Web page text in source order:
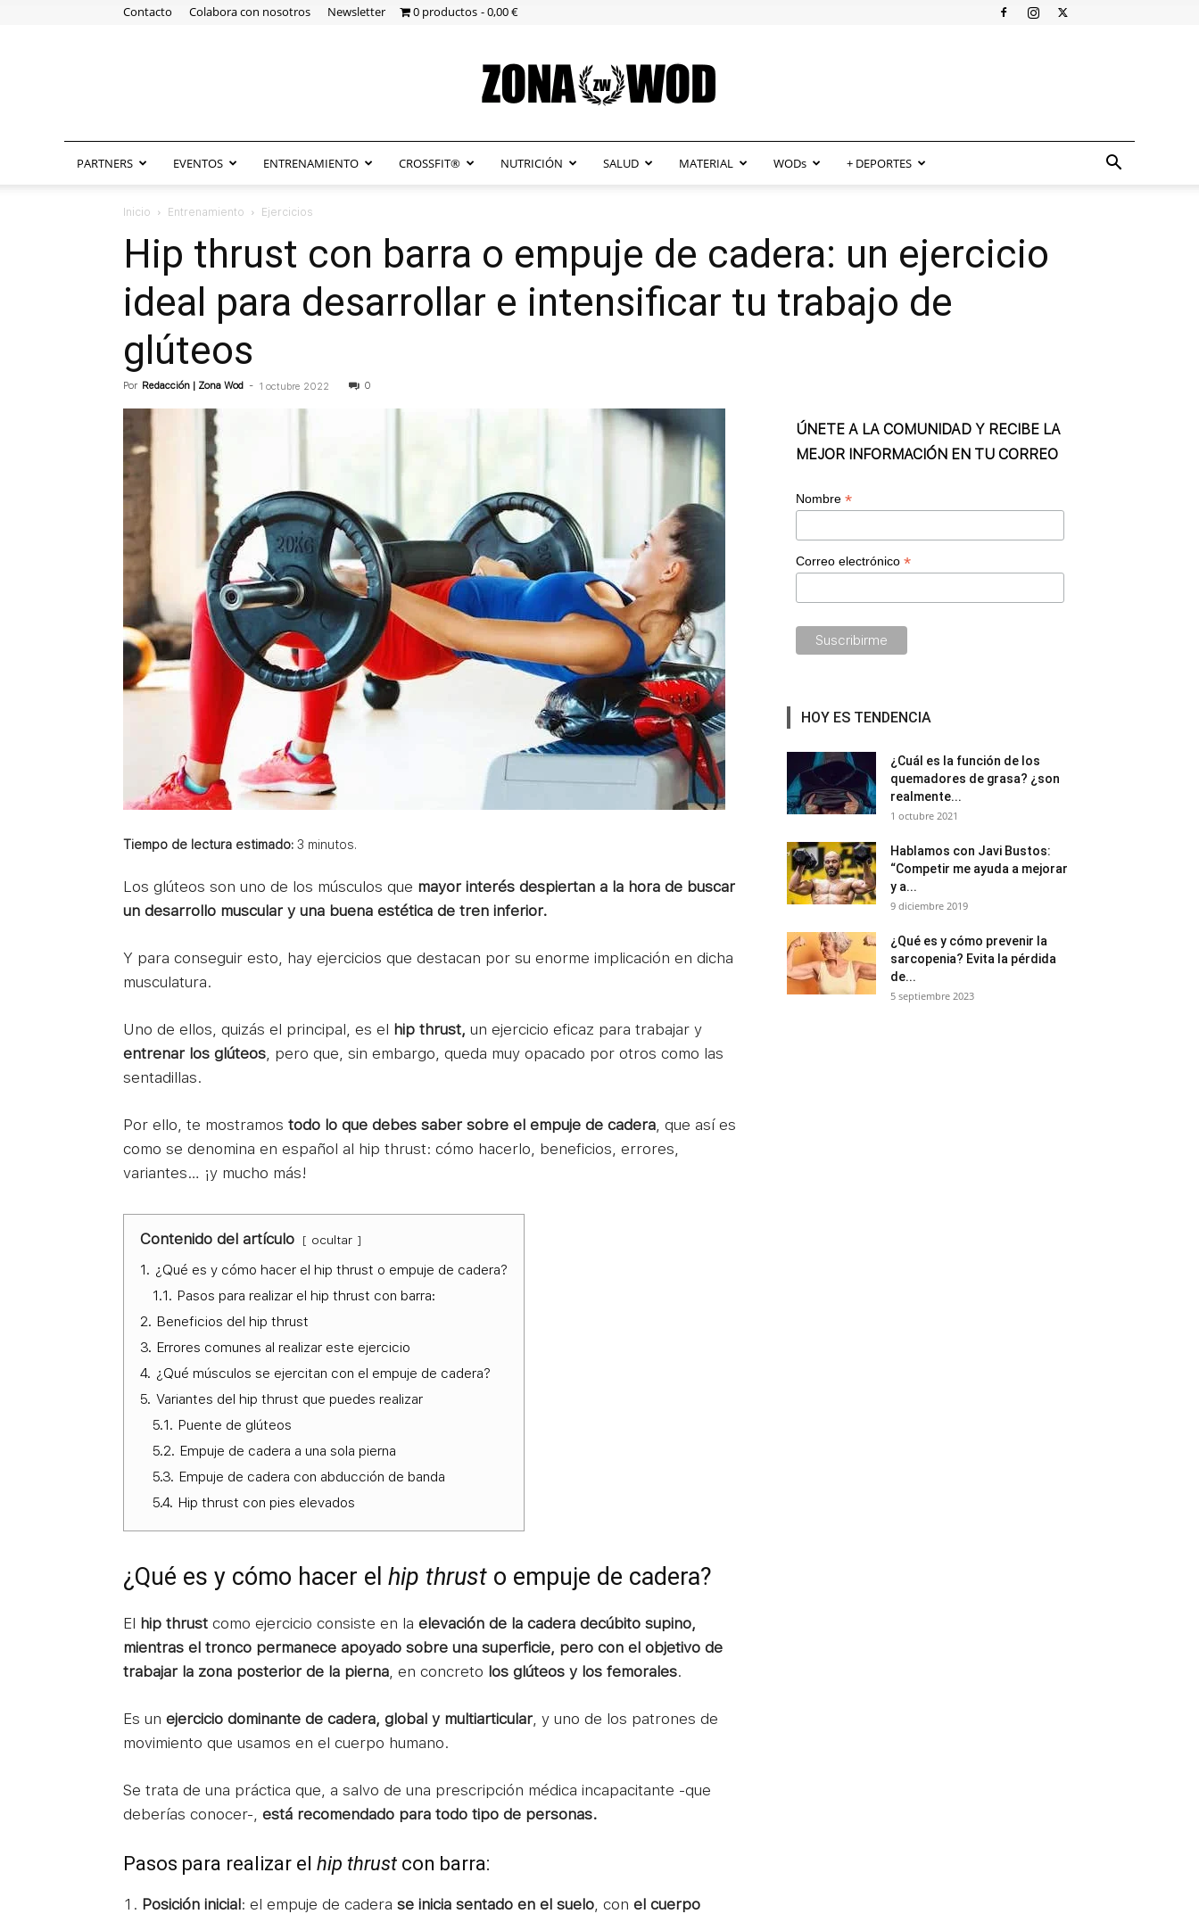
Contacto Colabora con nosotros Newsletter 0 productos 0,00 €
ZonaWOD
PARTNERS EVENTOS ENTRENAMIENTO CROSSFIT® NUTRICIÓN SALUD MATERIAL WODs + DEPORTES
Inicio Entrenamiento Ejercicios
Hip thrust con barra o empuje de cadera: un ejercicio
ideal para desarrollar e intensificar tu trabajo de
glúteos
Por Redacción | Zona Wod - 1 octubre 2022 0
Tiempo de lectura estimado: 3 minutos.
Los glúteos son uno de los músculos que mayor interés despiertan a la hora de buscar
un desarrollo muscular y una buena estética de tren inferior.
Y para conseguir esto, hay ejercicios que destacan por su enorme implicación en dicha
musculatura.
Uno de ellos, quizás el principal, es el hip thrust, un ejercicio eficaz para trabajar y
entrenar los glúteos, pero que, sin embargo, queda muy opacado por otros como las
sentadillas.
Por ello, te mostramos todo lo que debes saber sobre el empuje de cadera, que así es
como se denomina en español al hip thrust: cómo hacerlo, beneficios, errores,
variantes… ¡y mucho más!
Contenido del artículo ocultar
1. ¿Qué es y cómo hacer el hip thrust o empuje de cadera?
1.1. Pasos para realizar el hip thrust con barra:
2. Beneficios del hip thrust
3. Errores comunes al realizar este ejercicio
4. ¿Qué músculos se ejercitan con el empuje de cadera?
5. Variantes del hip thrust que puedes realizar
5.1. Puente de glúteos
5.2. Empuje de cadera a una sola pierna
5.3. Empuje de cadera con abducción de banda
5.4. Hip thrust con pies elevados
¿Qué es y cómo hacer el hip thrust o empuje de cadera?
El hip thrust como ejercicio consiste en la elevación de la cadera decúbito supino,
mientras el tronco permanece apoyado sobre una superficie, pero con el objetivo de
trabajar la zona posterior de la pierna, en concreto los glúteos y los femorales.
Es un ejercicio dominante de cadera, global y multiarticular, y uno de los patrones de
movimiento que usamos en el cuerpo humano.
Se trata de una práctica que, a salvo de una prescripción médica incapacitante -que
deberías conocer-, está recomendado para todo tipo de personas.
Pasos para realizar el hip thrust con barra:
Posición inicial: el empuje de cadera se inicia sentado en el suelo, con el cuerpo
ÚNETE A LA COMUNIDAD Y RECIBE LA
MEJOR INFORMACIÓN EN TU CORREO
Nombre *
Correo electrónico *
HOY ES TENDENCIA
¿Cuál es la función de los
quemadores de grasa? ¿son
realmente...
1 octubre 2021
Hablamos con Javi Bustos:
“Competir me ayuda a mejorar
y a...
9 diciembre 2019
¿Qué es y cómo prevenir la
sarcopenia? Evita la pérdida
de...
5 septiembre 2023